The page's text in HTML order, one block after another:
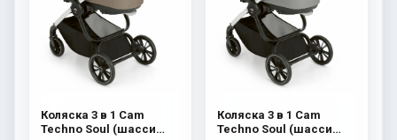
Коляска 3 в 1 Cam
Techno Soul (шасси
Коляска 3 в 1 Cam
Techno Soul (шасси